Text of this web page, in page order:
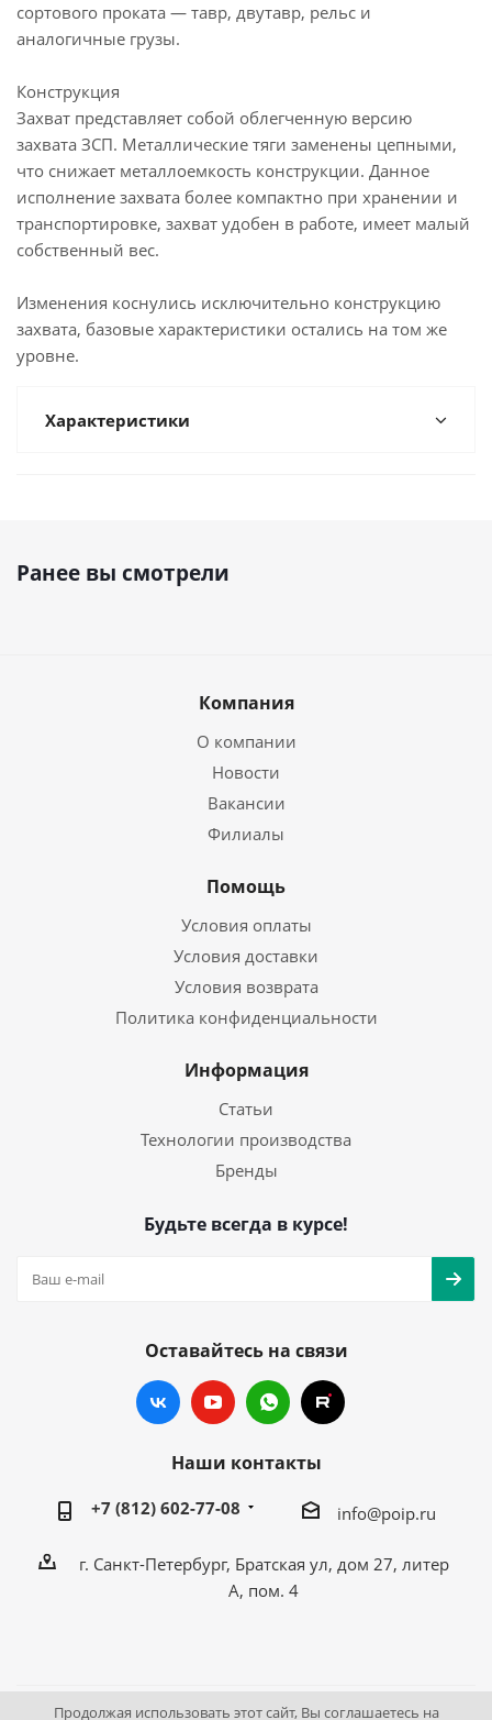
сортового проката — тавр, двутавр, рельс и
аналогичные грузы.
Конструкция
Захват представляет собой облегченную версию
захвата ЗСП. Металлические тяги заменены цепными,
что снижает металлоемкость конструкции. Данное
исполнение захвата более компактно при хранении и
транспортировке, захват удобен в работе, имеет малый
собственный вес.
Изменения коснулись исключительно конструкцию
захвата, базовые характеристики остались на том же
уровне.
Характеристики
Ранее вы смотрели
Компания
О компании
Новости
Вакансии
Филиалы
Помощь
Условия оплаты
Условия доставки
Условия возврата
Политика конфиденциальности
Информация
Статьи
Технологии производства
Бренды
Будьте всегда в курсе!
Оставайтесь на связи
Наши контакты
+7 (812) 602-77-08 info@poip.ru
г. Санкт-Петербург, Братская ул, дом 27, литер
А, пом. 4
Продолжая использовать этот сайт, Вы соглашаетесь на